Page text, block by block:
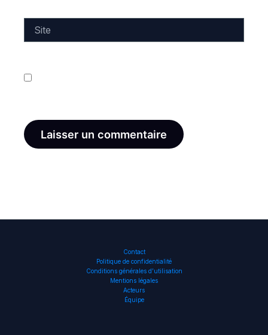
Contact
Politique de confidentialité
Conditions générales d’utilisation
Mentions légales
Acteurs
Équipe